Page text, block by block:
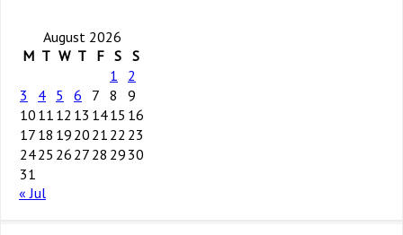
August 2026
M T W T F S S
1
2
3
4 5 6 7 8
9
10 11 12 13 1415 16
17 18 19 20 21 22 23
2425 26 27 28 29 30
31
« Jul